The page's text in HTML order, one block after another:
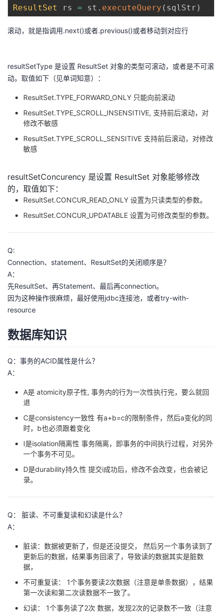
ResultSet
rs = st . executeQuery ( sqlStr )
滚动，就是指调用.next()或者.previous()或者移动到对应行
resultSetType 是设置 ResultSet 对象的类型可滚动，或者是不可滚
动。取值如下（见单词知意）：
ResultSet.TYPE_FORWARD_ONLY 只能向前滚动
ResultSet.TYPE_SCROLL_INSENSITIVE, 支持前后滚动，对
修改不敏感
ResultSet.TYPE_SCROLL_SENSITIVE 支持前后滚动，对修改
敏感
resultSetConcurency 是设置 ResultSet 对象能够修改
的，取值如下：
ResultSet.CONCUR_READ_ONLY 设置为只读类型的参数。
ResultSet.CONCUR_UPDATABLE 设置为可修改类型的参数。
Q:
Connection、statement、ResultSet的关闭顺序是？
A：
先ResultSet、再Statement、最后再connection。
因为这种操作很麻烦，最好使用jdbc连接池，或者try-with-
resource
数据库知识
Q：事务的ACID属性是什么？
A：
A是 atomicity原子性, 事务内的行为一次性执行完，要么就回
退
C是consistency一致性 有a+b=c的限制条件，然后a变化的同
时，b也必须跟着变化
I是isolation隔离性 事务隔离，即事务的中间执行过程，对另外
一个事务不可见。
D是durability持久性 提交i成功后，修改不会改变，也会被记
录。
Q： 脏读、不可重复读和幻读是什么？
A：
脏读：数据被更新了，但是还没提交， 然后另一个事务读到了
更新后的数据，结果事务回滚了，导致读的数据其实是脏数
据，
不可重复读： 1个事务要读2次数据（注意是单条数据），结果
第一次读和第二次读数据不一致了。
幻读： 1个事务读了2次 数据，发现2次的记录数不一致（注意